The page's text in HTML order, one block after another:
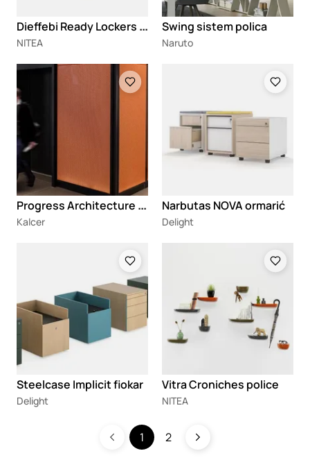
D
ieffebi Ready Lockers ormarići
NITEA
Swing sistem polica
Naruto
Loading
P
rogress Architecture zidna pletena mreža Aries OL P01415
Kalcer
Narbutas NOVA ormarić
Delight
Steelcase Implicit fiokar
Delight
Vitra Croniches police
NITEA
1 2